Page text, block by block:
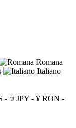
Romana
Italiano
- ₪ JPY - ¥ RON -